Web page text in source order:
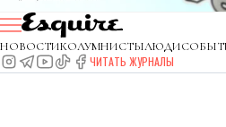
НОВОСТИКОЛУМНИСТЫЛЮДИ
ЧИТАТЬ ЖУРНАЛЫ